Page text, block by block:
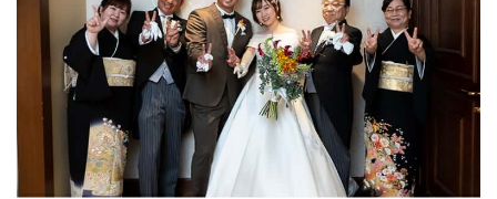
成約者サイト
Bridal Fair
follow us